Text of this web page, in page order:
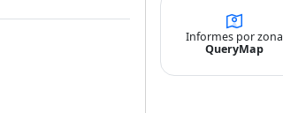
Informes por zona
QueryMap